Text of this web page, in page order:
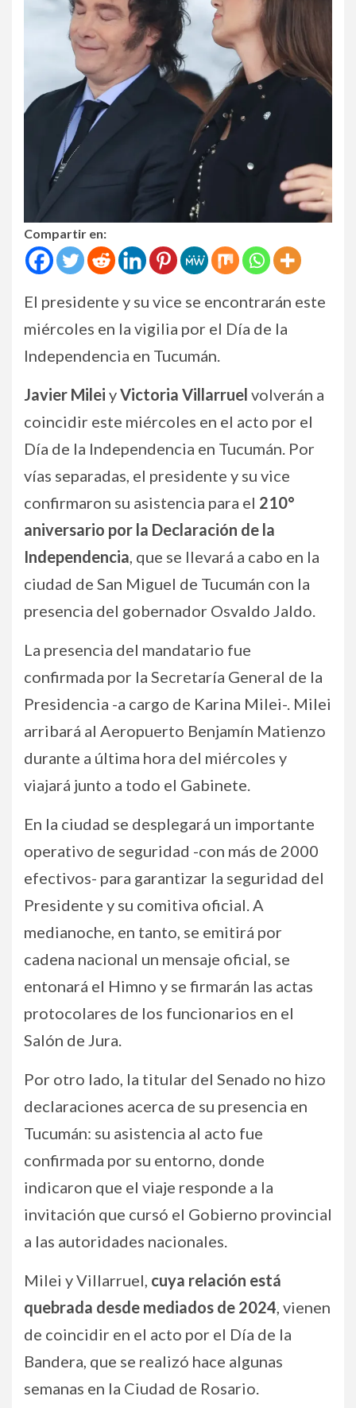
Compartir en:
El presidente y su vice se encontrarán este
miércoles en la vigilia por el Día de la
Independencia en Tucumán.
Javier Milei yVictoria Villarruel volverán a
coincidir este miércoles en el acto por el
Día de la Independencia en Tucumán. Por
vías separadas, el presidente y su vice
confirmaron su asistencia para el 210°
aniversario por la Declaración de la
Independencia, que se llevará a cabo en la
ciudad de San Miguel de Tucumán con la
presencia del gobernador Osvaldo Jaldo.
La presencia del mandatario fue
confirmada por la Secretaría General de la
Presidencia -a cargo de Karina Milei-. Milei
arribará al Aeropuerto Benjamín Matienzo
durante a última hora del miércoles y
viajará junto a todo el Gabinete.
En la ciudad se desplegará un importante
operativo de seguridad -con más de 2000
efectivos- para garantizar la seguridad del
Presidente y su comitiva oficial. A
medianoche, en tanto, se emitirá por
cadena nacional un mensaje oficial, se
entonará el Himno y se firmarán las actas
protocolares de los funcionarios en el
Salón de Jura.
Por otro lado, la titular del Senado no hizo
declaraciones acerca de su presencia en
Tucumán: su asistencia al acto fue
confirmada por su entorno, donde
indicaron que el viaje responde a la
invitación que cursó el Gobierno provincial
a las autoridades nacionales.
Milei y Villarruel, cuya relación está
quebrada desde mediados de 2024, vienen
de coincidir en el acto por el Día de la
Bandera, que se realizó hace algunas
semanas en la Ciudad de Rosario.